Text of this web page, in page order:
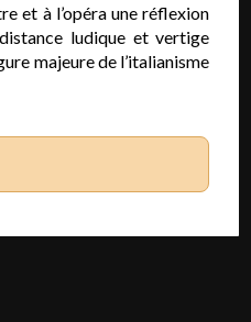
et à l’opéra une réflexion
ludique et vertige
majeure de l’italianisme